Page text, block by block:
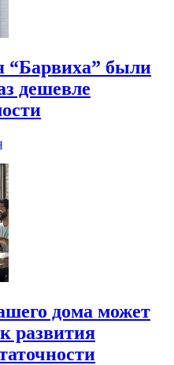
“Барвиха” были
дешевле
дома может
развития